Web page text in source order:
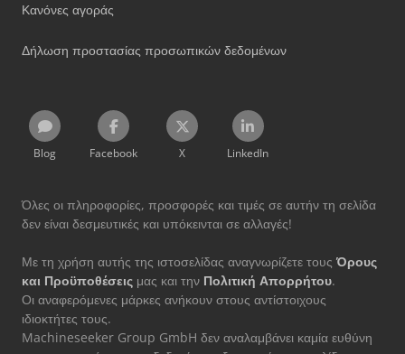
Κανόνες αγοράς
Δήλωση προστασίας προσωπικών δεδομένων
Blog Facebook X LinkedIn
Όλες οι πληροφορίες, προσφορές και τιμές σε αυτήν τη σελίδα
δεν είναι δεσμευτικές και υπόκεινται σε αλλαγές!
Με τη χρήση αυτής της ιστοσελίδας αναγνωρίζετε τους Όρους
και Προϋποθέσεις μας και την Πολιτική Απορρήτου.
Οι αναφερόμενες μάρκες ανήκουν στους αντίστοιχους
ιδιοκτήτες τους.
Machineseeker Group GmbH δεν αναλαμβάνει καμία ευθύνη